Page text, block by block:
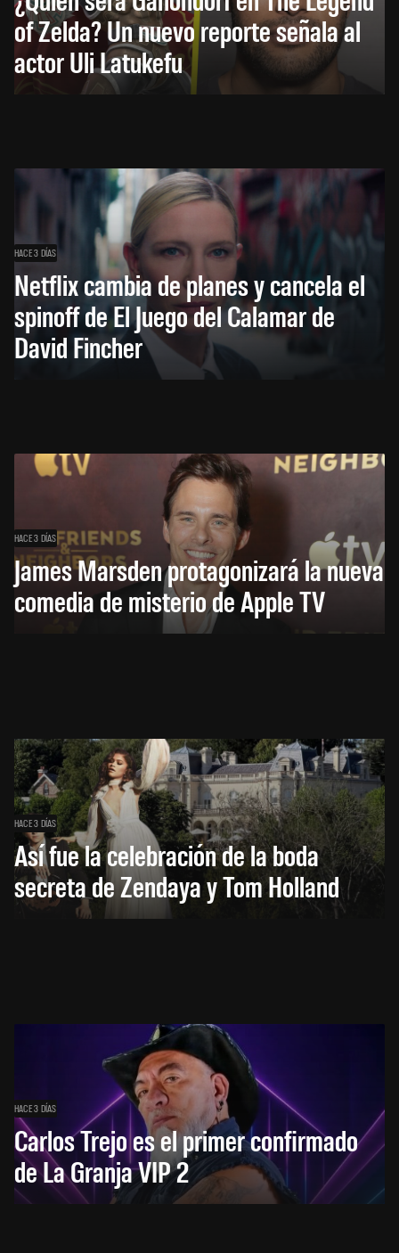
of Zelda? Un nuevo reporte señala al
actor Uli Latukefu
HACE 3 DÍAS
Netflix cambia de planes y cancela el
spinoff de El Juego del Calamar de
David Fincher
HACE 3 DÍAS
James Marsden protagonizará la nueva
comedia de misterio de Apple TV
HACE 3 DÍAS
Así fue la celebración de la boda
secreta de Zendaya y Tom Holland
HACE 3 DÍAS
Carlos Trejo es el primer confirmado
de La Granja VIP 2